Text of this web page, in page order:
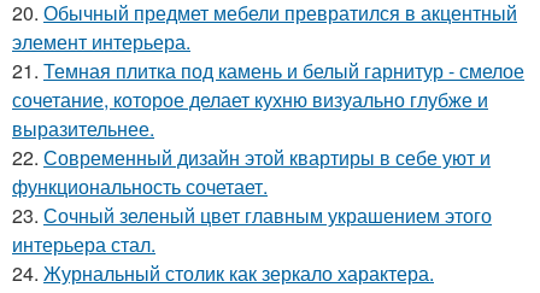
20. Обычный предмет мебели превратился в акцентный
элемент интерьера.
21. Темная плитка под камень и белый гарнитур - смелое
сочетание, которое делает кухню визуально глубже и
выразительнее.
22. Современный дизайн этой квартиры в себе уют и
функциональность сочетает.
23. Сочный зеленый цвет главным украшением этого
интерьера стал.
24. Журнальный столик как зеркало характера.